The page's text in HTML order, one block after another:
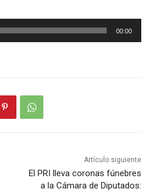
00:00
Artículo siguiente
El PRI lleva coronas fúnebres
a la Cámara de Diputados: